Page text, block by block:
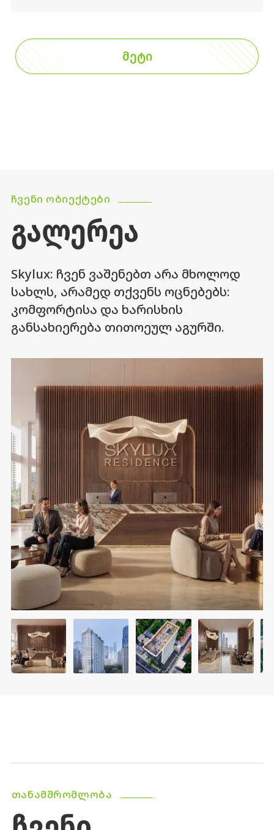
ᲛᲔᲢᲘ
ᲩᲕᲔᲜᲘ ᲝᲑᲘᲔᲥᲢᲔᲑᲘ
ᲒᲐᲚᲔᲠᲔᲐ
Skylux: ჩვენ ვაშენებთ არა მხოლოდ
სახლს, არამედ თქვენს ოცნებებს:
კომფორტისა და ხარისხის
განსახიერება თითოეულ აგურში.
ᲗᲐᲜᲐᲛᲨᲠᲝᲛᲚᲝᲑᲐ